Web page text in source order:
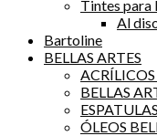
Tintes para
Al
Bartoline
BELLAS ARTES
ACRÍLICOS
BELLAS
ÓLEOS